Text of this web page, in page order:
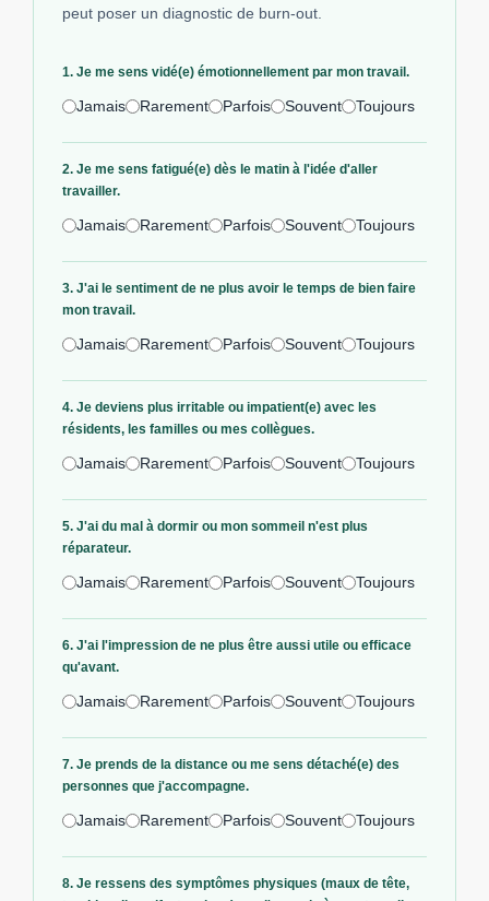
peut poser un diagnostic de burn-out.
1. Je me sens vidé(e) émotionnellement par mon travail.
Jamais Rarement Parfois Souvent Toujours
2. Je me sens fatigué(e) dès le matin à l'idée d'aller
travailler.
Jamais Rarement Parfois Souvent Toujours
3. J'ai le sentiment de ne plus avoir le temps de bien faire
mon travail.
Jamais Rarement Parfois Souvent Toujours
4. Je deviens plus irritable ou impatient(e) avec les
résidents, les familles ou mes collègues.
Jamais Rarement Parfois Souvent Toujours
5. J'ai du mal à dormir ou mon sommeil n'est plus
réparateur.
Jamais Rarement Parfois Souvent Toujours
6. J'ai l'impression de ne plus être aussi utile ou efficace
qu'avant.
Jamais Rarement Parfois Souvent Toujours
7. Je prends de la distance ou me sens détaché(e) des
personnes que j'accompagne.
Jamais Rarement Parfois Souvent Toujours
8. Je ressens des symptômes physiques (maux de tête,